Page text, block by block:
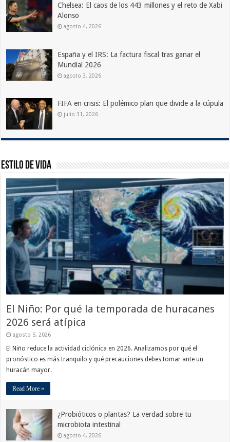
Chelsea: El caos de los 443 millones y el reto de Xabi
Alonso
agosto 4, 2026
España y el IRS: La factura fiscal tras ganar el
Mundial 2026
agosto 3, 2026
FIFA en crisis: El polémico plan que divide a la cúpula
julio 31, 2026
Estilo de Vida
El Niño: Por qué la temporada de huracanes
2026 será atípica
agosto 5, 2026
El Niño reduce la actividad ciclónica en 2026. Analizamos por qué el
pronóstico es más tranquilo y qué precauciones debes tomar ante un
huracán mayor.
Read More »
¿Probióticos o plantas? La verdad sobre tu
microbiota intestinal
agosto 4, 2026